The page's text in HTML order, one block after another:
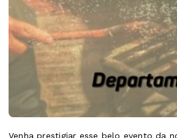
Venha prestigiar esse belo evento da